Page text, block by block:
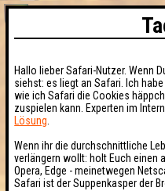
Hallo lieber Safari-Nutzer. Wenn
siehst: es liegt an Safari. Ich
wie ich Safari die Cookies
zuspielen kann. Experten im
Lösung
Wenn ihr die durchschnittliche
verlängern wollt: holt Euch einen
Opera, Edge - meinetwegen
Safari ist der Suppenkasper der